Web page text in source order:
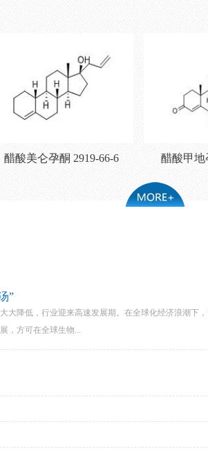
美仑孕酮 2919-66-6 醋酸甲地孕
”
降低，行业迎来高速发展期。在全球化经济浪潮下，
，方可在全球生物...